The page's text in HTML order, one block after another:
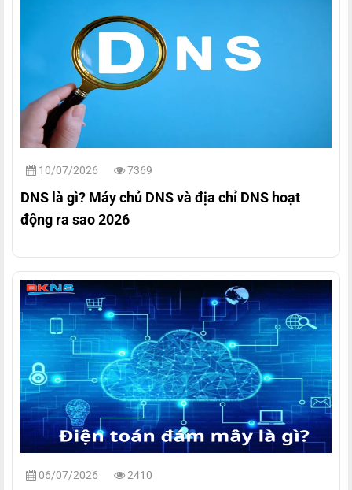
10/07/2026 7369
DNS là gì? Máy chủ DNS và địa chỉ DNS hoạt
động ra sao 2026
06/07/2026 2410